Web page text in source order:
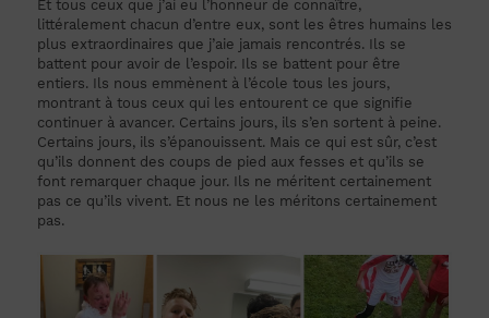
Et tous ceux que j’ai eu l’honneur de connaître,
littéralement chacun d’entre eux, sont les êtres humains les
plus extraordinaires que j’aie jamais rencontrés. Ils se
battent pour avoir de l’espoir. Ils se battent pour être
entiers. Ils nous emmènent à l’école tous les jours,
montrant à tous ceux qui les entourent ce que signifie
continuer à avancer. Certains jours, ils s’en sortent à peine.
Certains jours, ils s’épanouissent. Mais ce qui est sûr, c’est
qu’ils donnent des coups de pied aux fesses et qu’ils se
font remarquer chaque jour. Ils ne méritent certainement
pas ce qu’ils vivent. Et nous ne les méritons certainement
pas.